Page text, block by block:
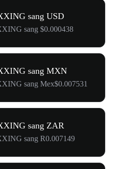
sang USD
sang $0.000438
sang MXN
sang Mex$0.007531
sang ZAR
sang R0.007149